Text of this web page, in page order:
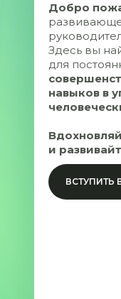
ВСТУПИТЬ
Добро
Здесь вы
для
навыков в
и